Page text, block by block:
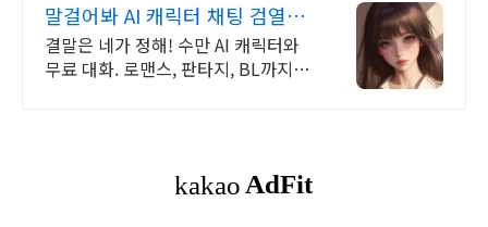
말걸어봐 AI 캐릭터 채팅 검열없
는 자유대화
결말은 네가 정해! 수만 AI 캐릭터와
무료 대화. 로맨스, 판타지, BL까지.